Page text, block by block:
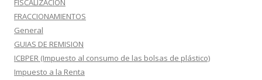
FISCALIZACIÓN
FRACCIONAMIENTOS
General
GUIAS DE REMISION
ICBPER (Impuesto al consumo de las bolsas de plástico)
Impuesto a la Renta